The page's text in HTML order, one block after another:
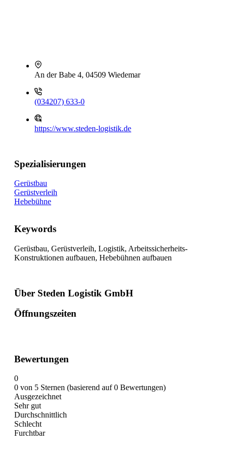
An der Babe 4, 04509 Wiedemar
(034207) 633-0
https://www.steden-logistik.de
Spezialisierungen
Gerüstbau
Gerüstverleih
Hebebühne
Keywords
Gerüstbau, Gerüstverleih, Logistik, Arbeitssicherheits-
Konstruktionen aufbauen, Hebebühnen aufbauen
Über Steden Logistik GmbH
Öffnungszeiten
Bewertungen
0
0 von 5 Sternen (basierend auf 0 Bewertungen)
Ausgezeichnet
Sehr gut
Durchschnittlich
Schlecht
Furchtbar